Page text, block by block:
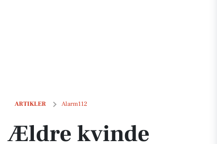
ARTIKLER Alarm112
Ældre kvinde udsat for bedrageri i Græsted
Ældre kvinde